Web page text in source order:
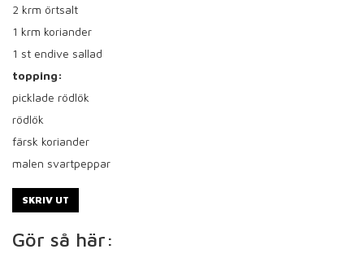
2 krm örtsalt
1 krm koriander
1 st endive sallad
topping:
picklade rödlök
rödlök
färsk koriander
malen svartpeppar
SKRIV UT
Gör så här: